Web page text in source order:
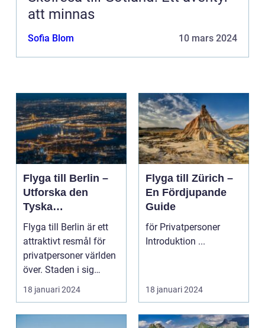
att minnas
Sofia Blom 10 mars 2024
Flyga till Berlin –
Utforska den
Tyska
Huvudstaden på
Nära Håll
Flyga till Berlin är ett
attraktivt resmål för
privatpersoner världen
över. Staden i sig
bjuder på e...
18 januari 2024
Flyga till Zürich –
En Fördjupande
Guide
för Privatpersoner
Introduktion ...
18 januari 2024